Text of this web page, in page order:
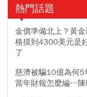
熱門話題
金價準備北上？黃
格摸到4300美元是
了
慈濟被騙10億為何5
當年財報怎麼編…陳